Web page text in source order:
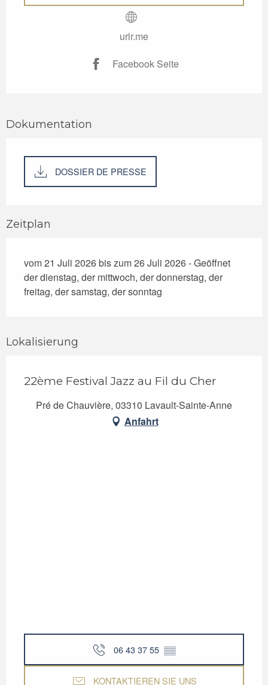
urlr.me
Facebook Seite
Dokumentation
DOSSIER DE PRESSE
Zeitplan
vom 21 Juli 2026 bis zum 26 Juli 2026 - Geöffnet
der dienstag, der mittwoch, der donnerstag, der
freitag, der samstag, der sonntag
Lokalisierung
22ème Festival Jazz au Fil du Cher
Pré de Chauvière, 03310 Lavault-Sainte-Anne
Anfahrt
06 43 37 55 ▒▒
KONTAKTIEREN SIE UNS